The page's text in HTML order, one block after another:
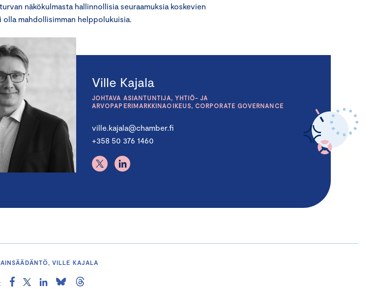
näkökulmasta hallinnollisia seuraamuksia koskevien
olla mahdollisimman helppolukuisia.
Ville Kajala
JOHTAVA ASIANTUNTIJA, YHTIÖ- JA
ARVOPAPERIMARKKINAOIKEUS, CORPORATE GOVERNANCE
ville.kajala@chamber.fi
+358 50 376 1460
VILLE KAJALA